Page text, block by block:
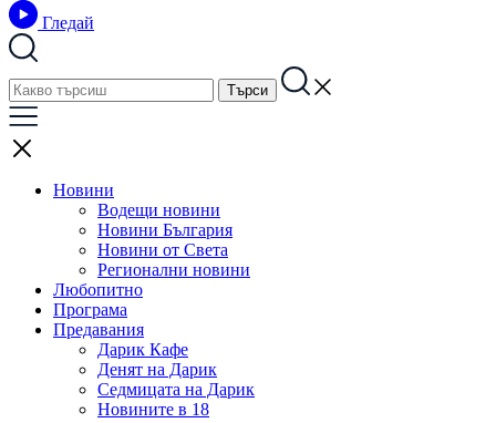
Гледай
Новини
Водещи новини
Новини България
Новини от Света
Регионални новини
Любопитно
Програма
Предавания
Дарик Кафе
Денят на Дарик
Седмицата на Дарик
Новините в 18